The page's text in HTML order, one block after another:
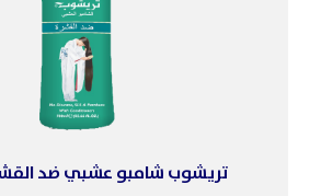
تريشوب شامبو عشبي ضد القشرة